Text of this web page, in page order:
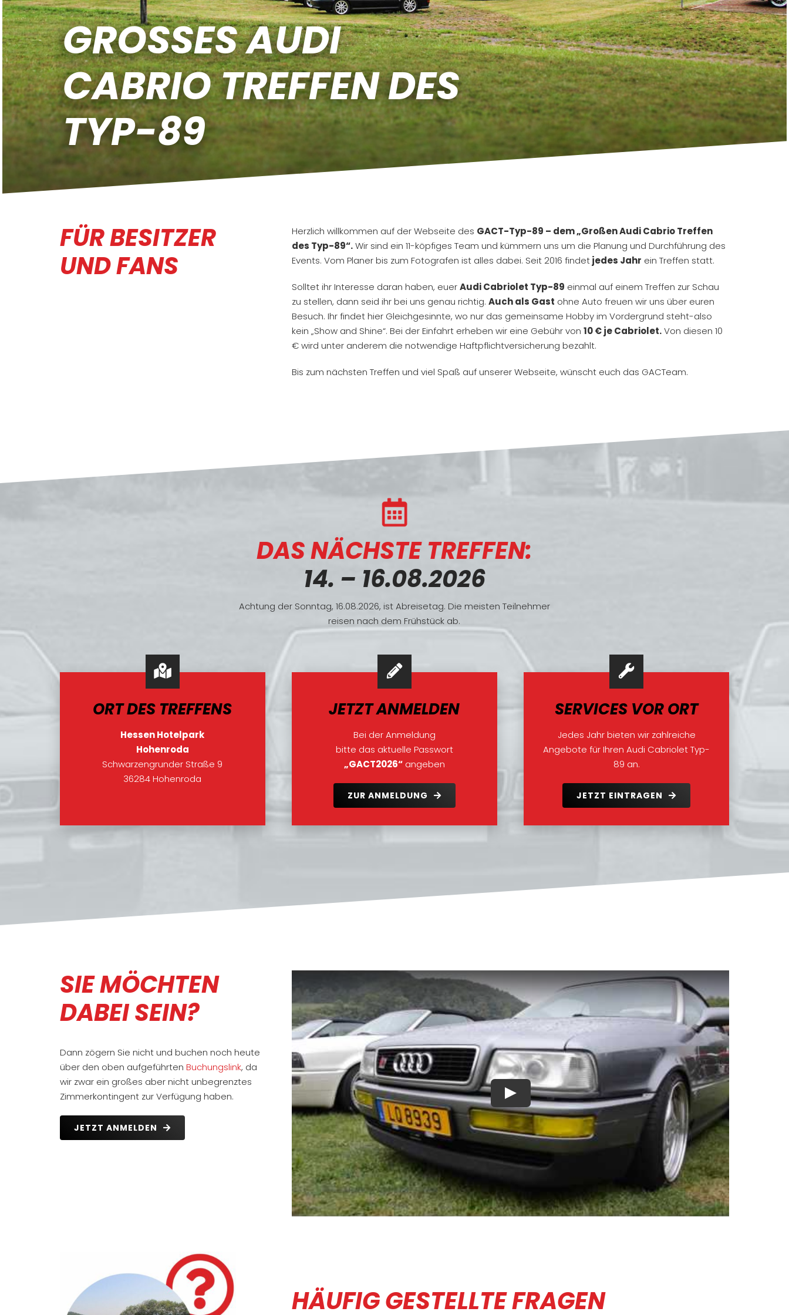
GROSSES AUDI C
ABRIO TREFFEN DES T
YP-89
FÜR BESITZER
UND FANS
Herzlich willkommen auf der Webseite des GACT-Typ-89 – dem „Großen Audi Cabrio Treffen
des Typ-89“.Wir sind ein 11-köpfiges Team und kümmern uns um die Planung und Durchführung des
Events. Vom Planer bis zum Fotografen ist alles dabei. Seit 2016 findetjedes Jahr ein Treffen statt.
Solltet ihr Interesse daran haben, euerAudi Cabriolet Typ-89 einmal auf einem Treffen zur Schau
zu stellen, dann seid ihr bei uns genau richtig.Auch als Gast ohne Auto freuen wir uns über euren
Besuch. Ihr findet hier Gleichgesinnte, wo nur das gemeinsame Hobby im Vordergrund steht-also
kein „Show and Shine“. Bei der Einfahrt erheben wir eine Gebühr von10 € je Cabriolet.Von diesen 10
€ wird unter anderem die notwendige Haftpflichtversicherung bezahlt.
Bis zum nächsten Treffen und viel Spaß auf unserer Webseite, wünscht euch das GACTeam.
DAS NÄCHSTE TREFFEN:
14. – 16.08.2026
Achtung der Sonntag, 16.08.2026, ist Abreisetag. Die meisten Teilnehmer
reisen nach dem Frühstück ab.
ORT DES TREFFENS
Hessen Hotelpark
Hohenroda
Schwarzengrunder Straße 9
36284 Hohenroda
JETZT ANMELDEN
Bei der Anmeldung
bitte das aktuelle Passwort
„GACT2026“angeben
ZUR ANMELDUNG
SERVICES VOR ORT
Jedes Jahr bieten wir zahlreiche
Angebote für Ihren Audi Cabriolet Typ-
89 an.
JETZT EINTRAGEN
SIE MÖCHTEN
DABEI SEIN?
Dann zögern Sie nicht und buchen noch heute
über den oben aufgeführten Buchungslink, da
wir zwar ein großes aber nicht unbegrenztes
Zimmerkontingent zur Verfügung haben.
JETZT ANMELDEN
Play
HÄUFIG GESTELLTE FRAGEN